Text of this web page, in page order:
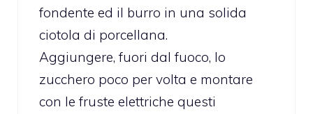
fondente ed il burro in una solida
ciotola di porcellana.
Aggiungere, fuori dal fuoco, lo
zucchero poco per volta e montare
con le fruste elettriche questi